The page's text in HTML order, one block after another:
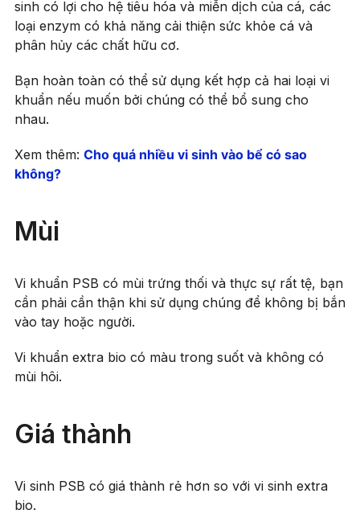
sinh có lợi cho hệ tiêu hóa và miễn dịch của cá, các
loại enzym có khả năng cải thiện sức khỏe cá và
phân hủy các chất hữu cơ.
Bạn hoàn toàn có thể sử dụng kết hợp cả hai loại vi
khuẩn nếu muốn bởi chúng có thể bổ sung cho
nhau.
Xem thêm: Cho quá nhiều vi sinh vào bể có sao
không?
Mùi
Vi khuẩn PSB có mùi trứng thối và thực sự rất tệ, bạn
cần phải cần thận khi sử dụng chúng để không bị bắn
vào tay hoặc người.
Vi khuẩn extra bio có màu trong suốt và không có
mùi hôi.
Giá thành
Vi sinh PSB có giá thành rẻ hơn so với vi sinh extra
bio.